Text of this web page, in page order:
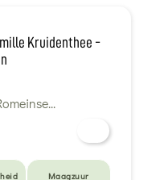
Kruidenthee -
Maagzuur